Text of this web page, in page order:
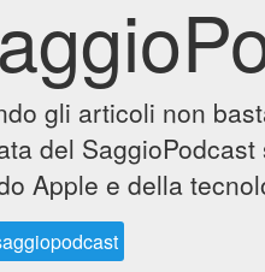
gli articoli non
del
Apple e della